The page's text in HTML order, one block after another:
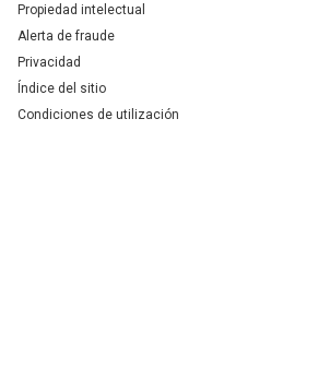
Propiedad intelectual
Alerta de fraude
Privacidad
Índice del sitio
Condiciones de utilización